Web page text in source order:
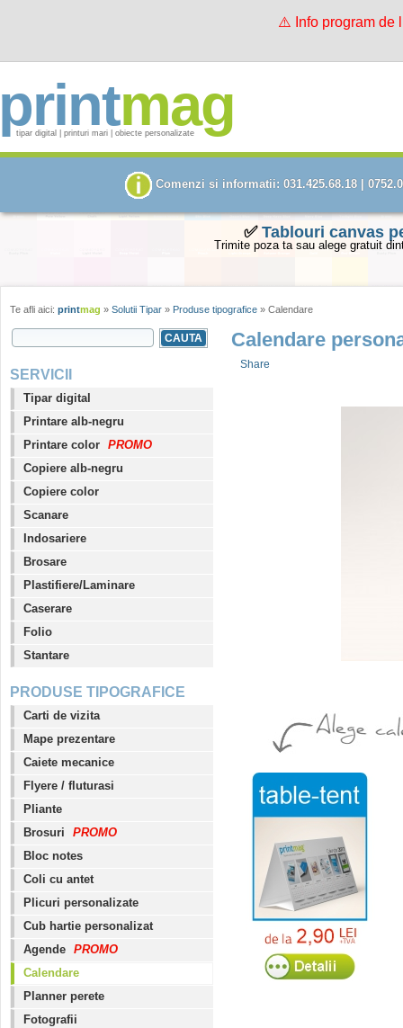
⚠️ Info program de
mag
tipar digital | printuri mari | obiecte personalizate
Comenzi si informatii: 031.425.68.18 |
✅ Tablouri canvas
Trimite poza ta sau alege gratuit
Te afli aici: printmag » Solutii Tipar » Produse tipografice » Calendare
SEARCH FORM
SERVICII
Tipar digital
Printare alb-negru
Printare color PROMO
Copiere alb-negru
Copiere color
Scanare
Indosariere
Brosare
Plastifiere/Laminare
Caserare
Folio
Stantare
PRODUSE TIPOGRAFICE
Carti de vizita
Mape prezentare
Caiete mecanice
Flyere / fluturasi
Pliante
Brosuri
PROMO
Bloc notes
Coli cu antet
Plicuri personalizate
Cub hartie personalizat
Agende PROMO
Calendare
Planner perete
Fotografii
Calendare
Share